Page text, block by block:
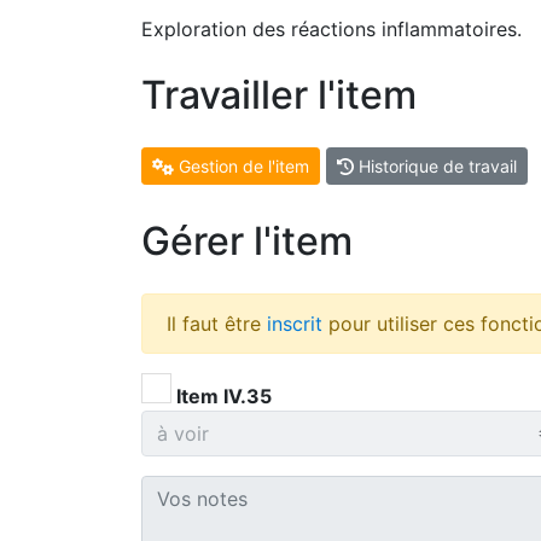
Exploration des réactions inflammatoires.
Travailler l'item
Gestion de l'item Historique de travail
Gérer l'item
Il faut être inscrit pour utiliser ces
Item IV.35